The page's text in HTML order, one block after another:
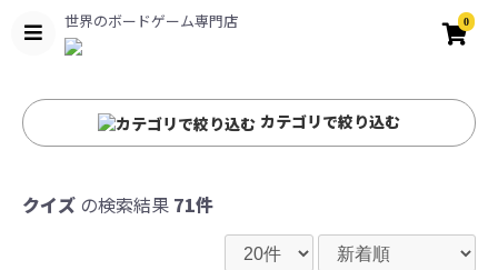
世界のボードゲーム専門店 0
カテゴリで絞り込む
クイズ の検索結果 71件